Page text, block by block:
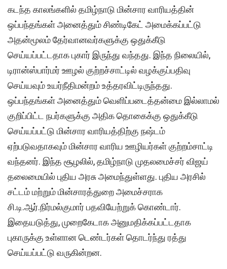
கடந்த காலங்களில் தமிழ்நாடு மின்சார வாரியத்தின்
ஒப்பந்தங்கள் அனைத்தும் சிண்டிகேட் அமைக்கப்பட்டு
அதன்மூலம் தேர்வானவர்களுக்கு ஒதுக்கீடு
செய்யப்பட்டதாக புகார் இருந்து வந்தது. இந்த நிலையில்,
டிரான்ஸ்பார்மர் ஊழல் குற்றச்சாட்டில் வழக்குப்பதிவு
செய்யவும் உயர்நீதிமன்றம் உத்தரவிட்டிருந்தது.
ஒப்பந்தங்கள் அனைத்தும் வெளிப்படைத்தன்மை இல்லாமல்
குறிப்பிட்ட நபர்களுக்கு அதிக தொகைக்கு ஒதுக்கீடு
செய்யப்பட்டு மின்சார வாரியத்திற்கு நஷ்டம்
ஏற்படுவதாகவும் மின்சார வாரிய ஊழியர்கள் குற்றம்சாட்டி
வந்தனர். இந்த சூழலில், தமிழ்நாடு முதலமைச்சர் விஜய்
தலைமையில் புதிய அரசு அமைந்துள்ளது. புதிய அரசில்
சட்டம் மற்றும் மின்சாரத்துறை அமைச்சராக
சி.டி.ஆர்.நிர்மல்குமார் பதவியேற்றுக் கொண்டார்.
இதையடுத்து, முறைகேடாக அனுமதிக்கப்பட்டதாக
புகாருக்கு உள்ளான டெண்டர்கள் தொடர்ந்து ரத்து
செய்யப்பட்டு வருகின்றன.